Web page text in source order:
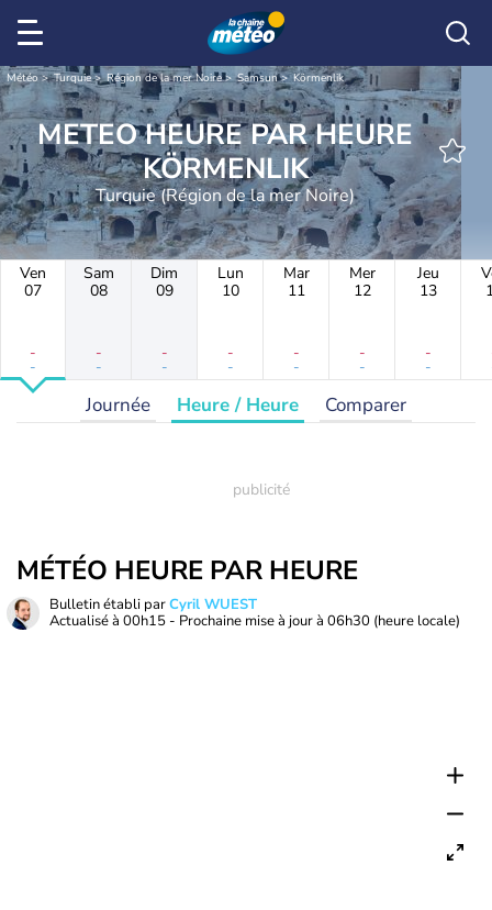
Météo Turquie Région de la mer Noire Samsun Körmenlik
METEO HEURE PAR HEURE
KÖRMENLIK
Turquie (Région de la mer Noire)
Ven
07
-
-
Sam
08
-
-
Dim
09
-
-
Lun
10
-
-
Mar
11
-
-
Mer
12
-
-
Jeu
13
-
-
Journée Heure / Heure Comparer
MÉTÉO HEURE PAR HEURE
Bulletin établi parCyril WUEST
Actualisé à 00h15 - Prochaine mise à jour à 06h30 (heure locale)